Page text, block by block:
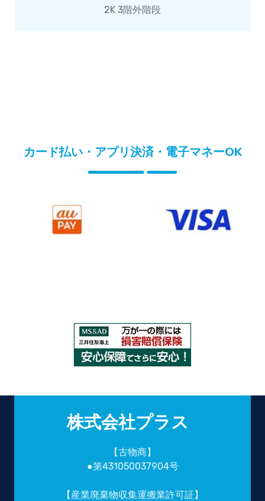
2K 3階外階段
カード払い・アプリ決済・電子マネーOK
株式会社プラス
【古物商】
●第431050037904号
【産業廃棄物収集運搬業許可証】